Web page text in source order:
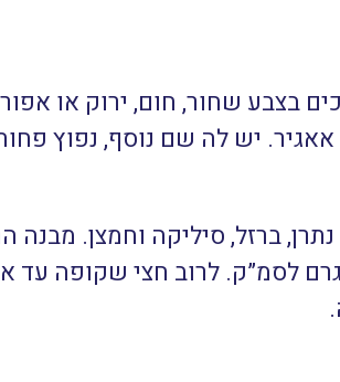
בצבע שחור, חום, ירוק או
יש לה שם נוסף, נפוץ
בסולם מוס של 1-10. המשקל הסגולי 3.3 גרם